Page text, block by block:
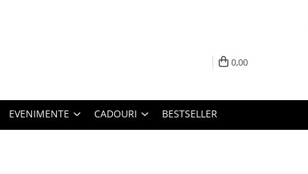
0,00
EVENIMENTE CADOURI BESTSELLER